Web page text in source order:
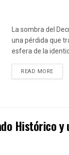
La sombra del
una pérdida que
esfera de la
READ MORE
Histórico